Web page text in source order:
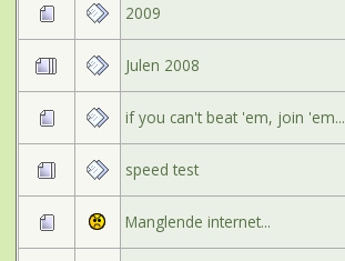
2009
Julen 2008
if you can't beat 'em, join 'em...
speed test
Manglende internet...